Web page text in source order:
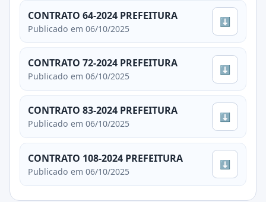
CONTRATO 64-2024 PREFEITURA
Publicado em 06/10/2025
⬇
CONTRATO 72-2024 PREFEITURA
Publicado em 06/10/2025
⬇
CONTRATO 83-2024 PREFEITURA
Publicado em 06/10/2025
⬇
CONTRATO 108-2024 PREFEITURA
Publicado em 06/10/2025
⬇